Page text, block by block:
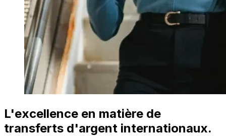
L'excellence en matière de
transferts d'argent internationaux.